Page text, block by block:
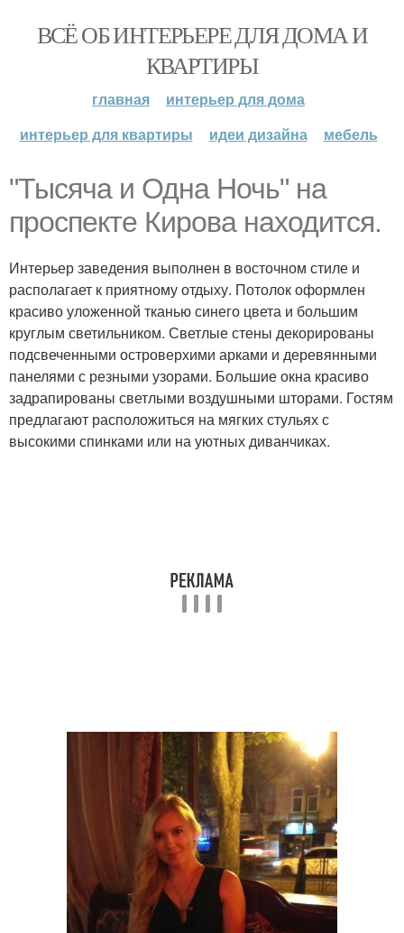
ВСЁ ОБ ИНТЕРЬЕРЕ ДЛЯ ДОМА И
КВАРТИРЫ
главная
интерьер для дома
интерьер для квартиры
идеи дизайна мебель
"Тысяча и Одна Ночь" на
проспекте Кирова находится.
Интерьер заведения выполнен в восточном стиле и
располагает к приятному отдыху. Потолок оформлен
красиво уложенной тканью синего цвета и большим
круглым светильником. Светлые стены декорированы
подсвеченными островерхими арками и деревянными
панелями с резными узорами. Большие окна красиво
задрапированы светлыми воздушными шторами. Гостям
предлагают расположиться на мягких стульях с
высокими спинками или на уютных диванчиках.